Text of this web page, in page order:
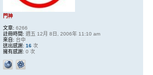
門神
文章: 6266
註冊時間: 週五 12月 8日, 2006年 11:10 am
來自: 台中
送出感謝: 16次
擁有感謝: 0 次